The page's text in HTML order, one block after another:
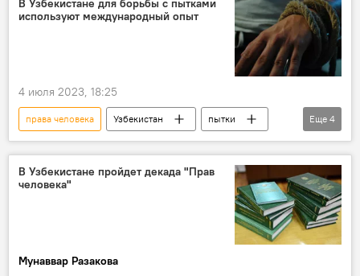
В Узбекистане для борьбы с пытками
используют международный опыт
4 июля 2023, 18:25
права человека Узбекистан
пытки
борьба
Обучение
подготовительные курсы
Общество
Еще 4
В Узбекистане пройдет декада "Прав
человека"
Мунаввар Разакова